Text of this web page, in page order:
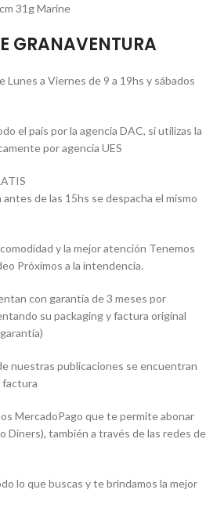
31g Marine
GRANAVENTURA
Lunes a Viernes de 9 a 19hs y sábados
el país por la agencia DAC, si utilizas la
por agencia UES
de las 15hs se despacha el mismo
y la mejor atención Tenemos
Próximos a la intendencia.
con garantía de 3 meses por
su packaging y factura original
nuestras publicaciones se encuentran
factura
MercadoPago que te permite abonar
Diners), también a través de las redes de
lo que buscas y te brindamos la mejor